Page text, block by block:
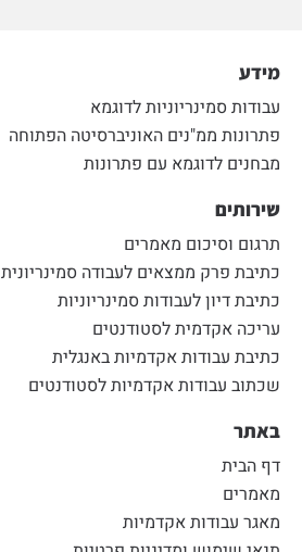
מידע
עבודות סמינריוניות לדוגמא
פתרונות ממ"נים האוניברסיטה הפתוחה
מבחנים לדוגמא עם פתרונות
שירותים
תרגום וסיכום מאמרים
כתיבת פרק ממצאים לעבודה סמינריונית
כתיבת דיון לעבודות סמינריוניות
עריכה אקדמית לסטודנטים
כתיבת עבודות אקדמיות באנגלית
שכתוב עבודות אקדמיות לסטודנטים
באתר
דף הבית
מאמרים
מאגר עבודות אקדמיות